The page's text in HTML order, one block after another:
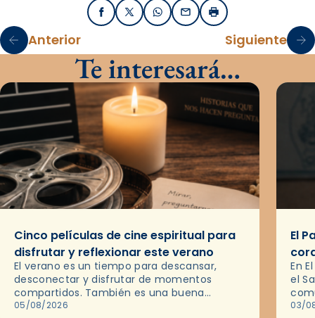
FacebookX / TwitterWhatsApp
EmailImprimir
Anterior Siguiente
Te interesará…
Cinco películas de cine espiritual para
disfrutar y reflexionar este verano
El verano es un tiempo para descansar,
desconectar y disfrutar de momentos
compartidos. También es una buena
ocasión para dejarse llevar por una buena
05/08/2026
El
En
el
del
03/